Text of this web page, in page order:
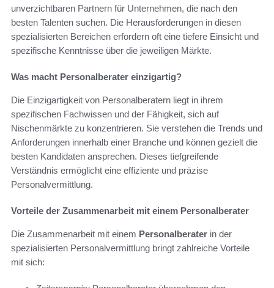
unverzichtbaren Partnern für Unternehmen, die nach den
besten Talenten suchen. Die Herausforderungen in diesen
spezialisierten Bereichen erfordern oft eine tiefere Einsicht und
spezifische Kenntnisse über die jeweiligen Märkte.
Was macht Personalberater einzigartig?
Die Einzigartigkeit von Personalberatern liegt in ihrem
spezifischen Fachwissen und der Fähigkeit, sich auf
Nischenmärkte zu konzentrieren. Sie verstehen die Trends und
Anforderungen innerhalb einer Branche und können gezielt die
besten Kandidaten ansprechen. Dieses tiefgreifende
Verständnis ermöglicht eine effiziente und präzise
Personalvermittlung.
Vorteile der Zusammenarbeit mit einem Personalberater
Die Zusammenarbeit mit einem Personalberater in der
spezialisierten Personalvermittlung bringt zahlreiche Vorteile
mit sich: